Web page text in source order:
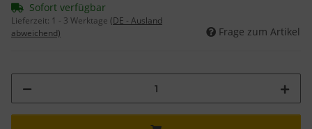
Sofort verfügbar
Lieferzeit: 1 - 3 Werktage (DE - Ausland
abweichend)
Frage zum Artikel